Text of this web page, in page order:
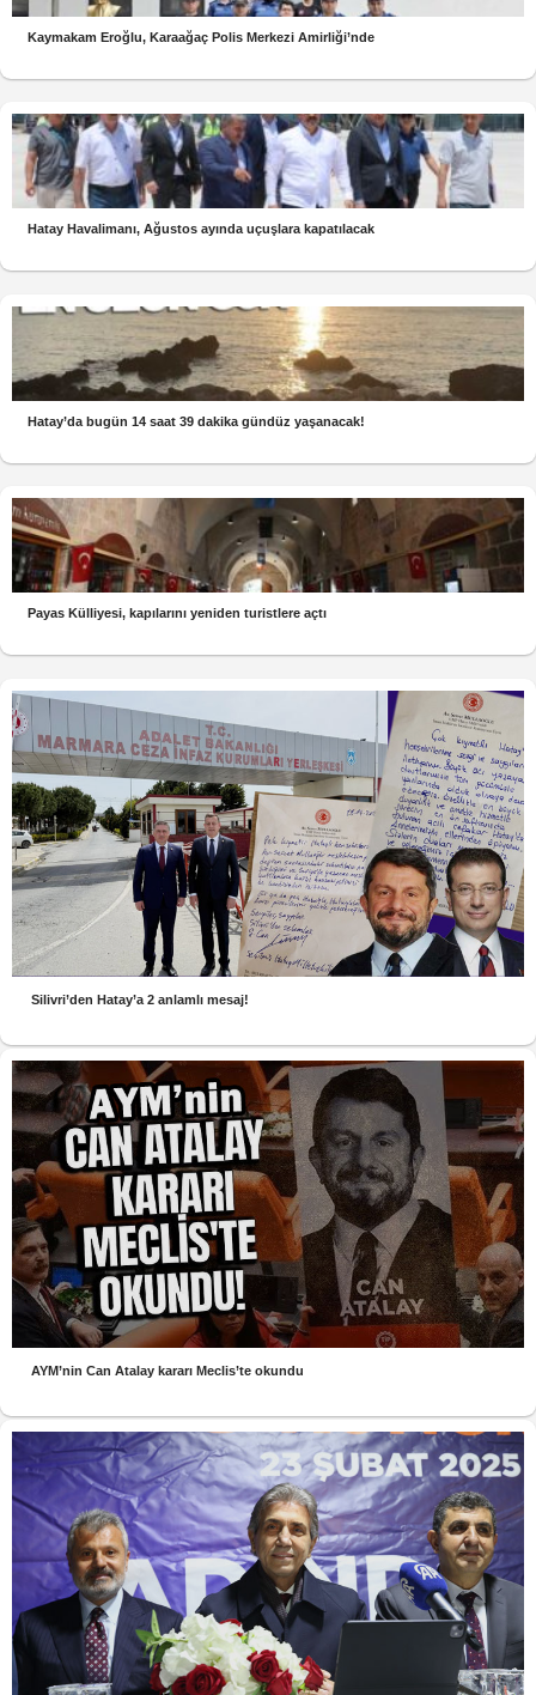
Kaymakam Eroğlu, Karaağaç Polis Merkezi Amirliği’nde
Hatay Havalimanı, Ağustos ayında uçuşlara kapatılacak
Hatay’da bugün 14 saat 39 dakika gündüz yaşanacak!
Payas Külliyesi, kapılarını yeniden turistlere açtı
Silivri’den Hatay’a 2 anlamlı mesaj!
AYM’nin Can Atalay kararı Meclis’te okundu